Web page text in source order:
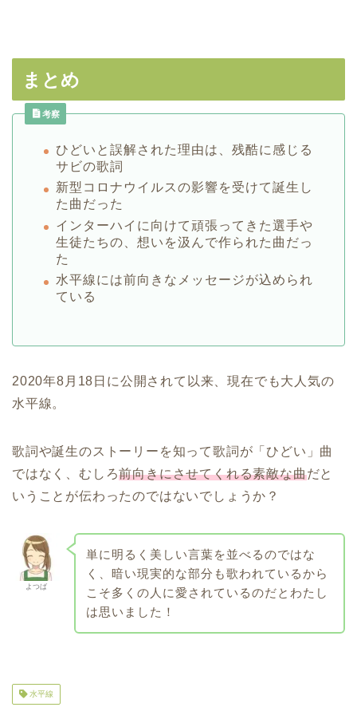
まとめ
考察
ひどいと誤解された理由は、残酷に感じる
サビの歌詞
新型コロナウイルスの影響を受けて誕生し
た曲だった
インターハイに向けて頑張ってきた選手や
生徒たちの、想いを汲んで作られた曲だっ
た
水平線には前向きなメッセージが込められ
ている
2020年8月18日に公開されて以来、現在でも大人気の
水平線。
歌詞や誕生のストーリーを知って歌詞が「ひどい」曲
ではなく、むしろ前向きにさせてくれる素敵な曲だと
いうことが伝わったのではないでしょうか？
よつば
単に明るく美しい言葉を並べるのではな
く、暗い現実的な部分も歌われているから
こそ多くの人に愛されているのだとわたし
は思いました！
水平線